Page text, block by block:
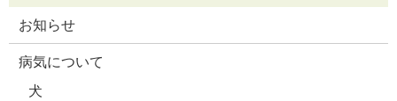
お知らせ
病気について
犬